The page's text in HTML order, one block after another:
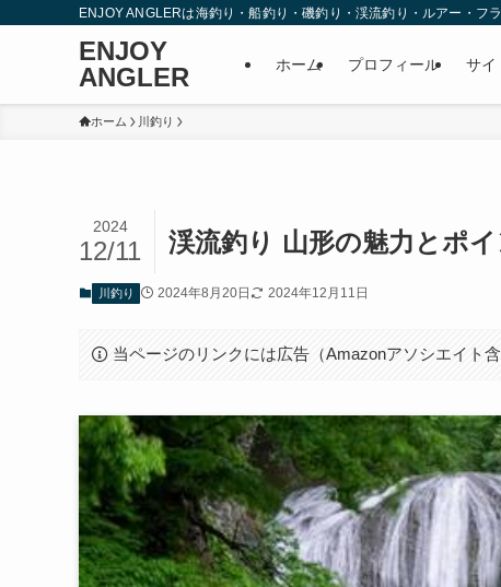
ENJOY ANGLERは海釣り・船釣り・磯釣り・渓流釣り・ルアー・フ
ENJOY
ANGLER
ホーム プロフィール サイ
ホーム 川釣り
渓流釣り 山形の魅力とポ
2024
12/11
川釣り 2024年8月20日 2024年12月11日
当ページのリンクには広告（Amazonアソシエイト